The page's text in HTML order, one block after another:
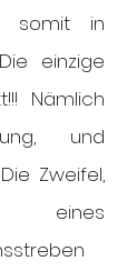
somit in
einzige
Nämlich
und
Zweifel,
eines